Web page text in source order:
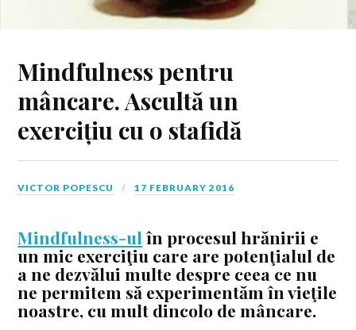
Mindfulness pentru
mâncare. Ascultă un
exercițiu cu o stafidă
VICTOR POPESCU 17 FEBRUARY 2016
Mindfulness-ulîn procesul hrănirii e
un mic exerciţiu care are potenţialul de
a ne dezvălui multe despre ceea ce nu
ne permitem să experimentăm în vieţile
noastre, cu mult dincolo de mâncare.